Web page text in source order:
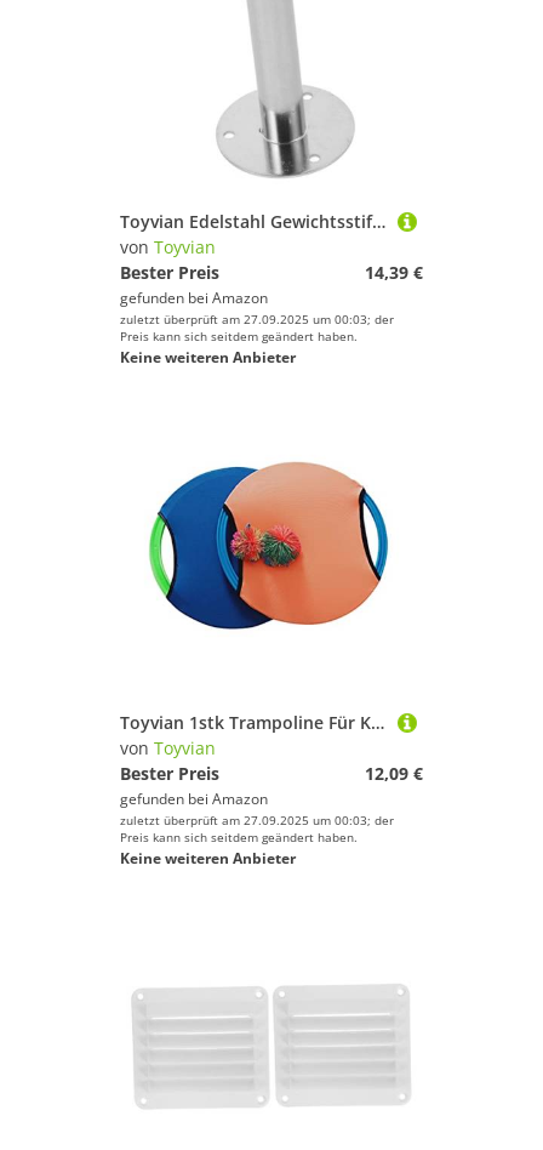
Toyvian Edelstahl Gewichtsstift Barbell Slice Stick Fitnessgerät Krafttraining Zubehör für Zuhause und Gym Langlebig Platzsparend Vielseitig Einsetzbar
von Toyvian
Bester Preis
14,39 €
gefunden bei Amazon
zuletzt überprüft am 27.09.2025 um 00:03; der
Preis kann sich seitdem geändert haben.
Keine weiteren Anbieter
Toyvian 1stk Trampoline Für Kinder Kindertrampolin Anzüge Für Kinder Kinderanzug Übungstrampoline Für Erwachsene Anzug Für Kinder Stretch-Anzug Kinderanzüge Eltern-Kind Rabatt
von Toyvian
Bester Preis
12,09 €
gefunden bei Amazon
zuletzt überprüft am 27.09.2025 um 00:03; der
Preis kann sich seitdem geändert haben.
Keine weiteren Anbieter